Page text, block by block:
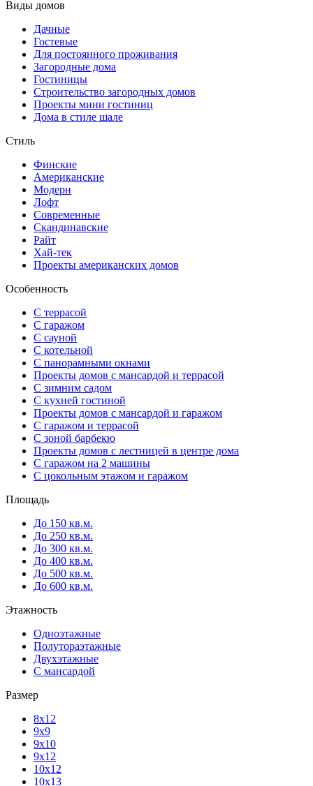
Виды домов
Дачные
Гостевые
Для постоянного проживания
Загородные дома
Гостиницы
Строительство загородных домов
Проекты мини гостиниц
Дома в стиле шале
Стиль
Финские
Американские
Модерн
Лофт
Современные
Скандинавские
Райт
Хай-тек
Проекты американских домов
Особенность
С террасой
С гаражом
С сауной
С котельной
С панорамными окнами
Проекты домов с мансардой и террасой
С зимним садом
С кухней гостиной
Проекты домов с мансардой и гаражом
С гаражом и террасой
С зоной барбекю
Проекты домов с лестницей в центре дома
С гаражом на 2 машины
С цокольным этажом и гаражом
Площадь
До 150 кв.м.
До 250 кв.м.
До 300 кв.м.
До 400 кв.м.
До 500 кв.м.
До 600 кв.м.
Этажность
Одноэтажные
Полутораэтажные
Двухэтажные
С мансардой
Размер
8х12
9х9
9х10
9х12
10х12
10х13